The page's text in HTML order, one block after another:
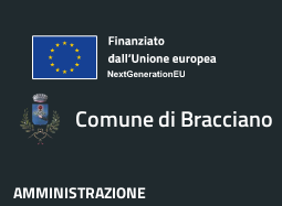
Comune di Bracciano
AMMINISTRAZIONE